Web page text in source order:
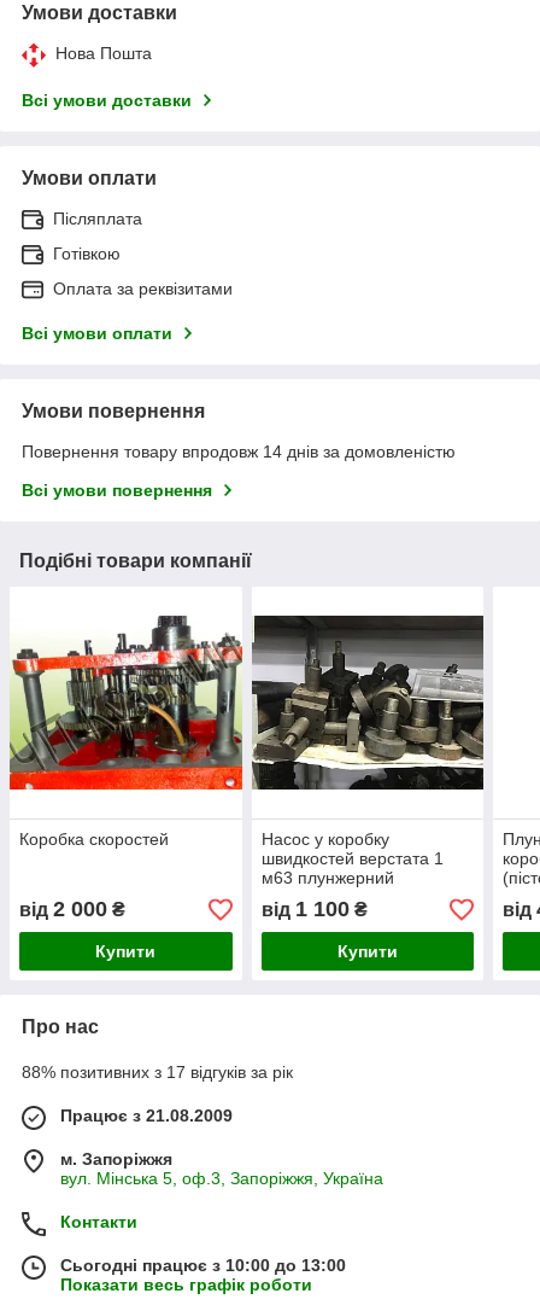
Умови доставки
Нова Пошта
Всі умови доставки
Умови оплати
Післяплата
Готівкою
Оплата за реквізитами
Всі умови оплати
Умови повернення
Повернення товару впродовж 14 днів за домовленістю
Всі умови повернення
Подібні товари компанії
Коробка скоростей
від 2 000 ₴
Купити
Насос у коробку
швидкостей верстата 1
м63 плунжерний
від 1 100₴
Купити
від
Про нас
88% позитивних з 17 відгуків за рік
Працює з 21.08.2009
м. Запоріжжя
вул. Мінська 5, оф.3, Запоріжжя, Україна
Контакти
Сьогодні працює з 10:00 до 13:00
Показати весь графік роботи